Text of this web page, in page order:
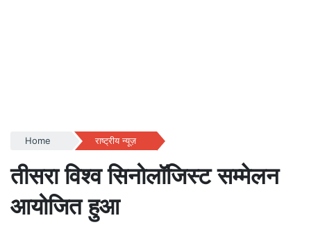
Home राष्ट्रीय न्यूज़
तीसरा विश्व सिनोलॉजिस्ट सम्मेलन
आयोजित हुआ